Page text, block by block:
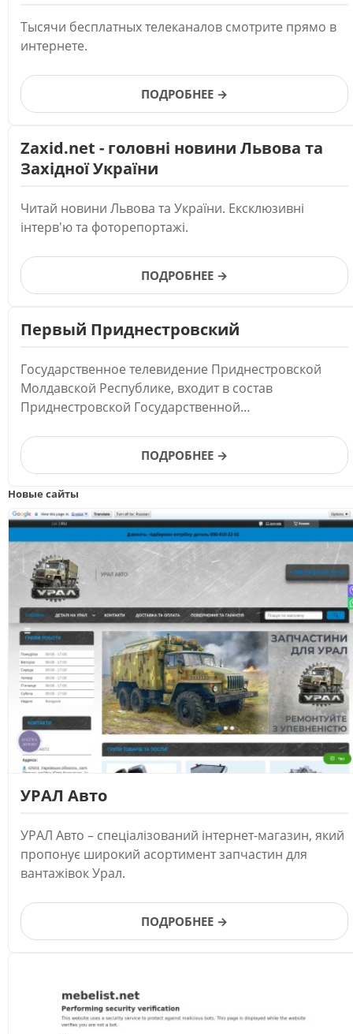
Тысячи бесплатных телеканалов смотрите прямо в
интернете.
ПОДРОБНЕЕ →
Zaxid.net - головні новини Львова та
Західної України
Читай новини Львова та України. Ексклюзивні
інтерв'ю та фоторепортажі.
ПОДРОБНЕЕ →
Первый Приднестровский
Государственное телевидение Приднестровской
Молдавской Республике, входит в состав
Приднестровской Государственной
ПОДРОБНЕЕ →
Новые сайты
УРАЛ Авто
УРАЛ Авто – спеціалізований інтернет-магазин, який
пропонує широкий асортимент запчастин для
вантажівок Урал.
ПОДРОБНЕЕ →